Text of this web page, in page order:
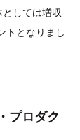
しては増収
トとなりまし
プロダク